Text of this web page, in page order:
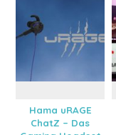
Hama uRAGE
ChatZ – Das